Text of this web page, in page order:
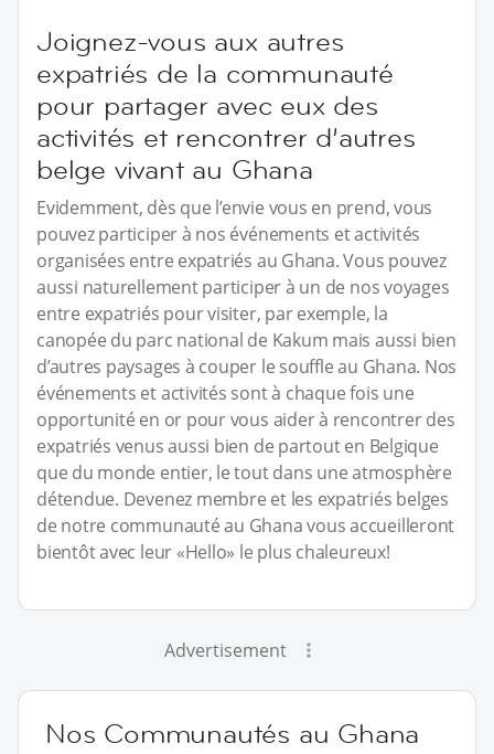
Joignez-vous aux autres
expatriés de la communauté
pour partager avec eux des
activités et rencontrer d’autres
belge vivant au Ghana
Evidemment, dès que l’envie vous en prend, vous
pouvez participer à nos événements et activités
organisées entre expatriés au Ghana. Vous pouvez
aussi naturellement participer à un de nos voyages
entre expatriés pour visiter, par exemple, la
canopée du parc national de Kakum mais aussi bien
d’autres paysages à couper le souffle au Ghana. Nos
événements et activités sont à chaque fois une
opportunité en or pour vous aider à rencontrer des
expatriés venus aussi bien de partout en Belgique
que du monde entier, le tout dans une atmosphère
détendue. Devenez membre et les expatriés belges
de notre communauté au Ghana vous accueilleront
bientôt avec leur «Hello» le plus chaleureux!
Advertisement
Nos Communautés au Ghana